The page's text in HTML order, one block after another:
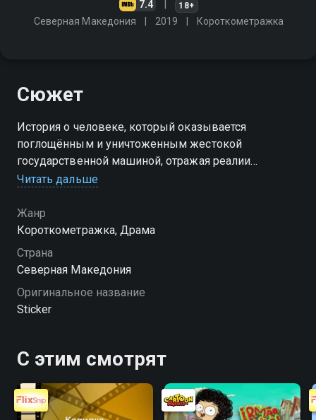
7.4 18+
Северная Македония 2019 Короткометражка
Сюжет
История о человеке, который оказывается
поглощённым и уничтоженным жестокой
государственной машиной, отражая реалии
автократических режимов, где индивид теряет
Читать дальше
Жанр
Короткометражка, Драма
Страна
Северная Македония
Оригинальное название
Sticker
С этим смотрят